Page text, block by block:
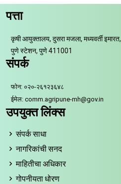
पत्ता
कृषी आयुक्तालय, दुसरा मजला, मध्यवर्ती इमारत,
पुणे स्टेशन, पुणे 411001
संपर्क
फोन: ०२०-२६१२३६४८
ईमेल: comm.agripune-mh@gov.in
उपयुक्त लिंक्स
संपर्क साधा
नागरिकांची सनद
माहितीचा अधिकार
गोपनीयता धोरण